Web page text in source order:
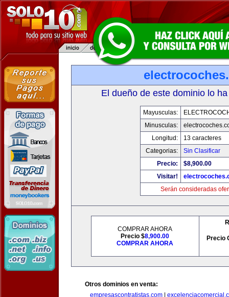
El dueño de este dominio lo
Mayusculas:
Minusculas:
Longitud:
13 caracteres
Categorias:
Sin Clasificar
Precio:
$8,900.00
Visitar!
Serán consideradas
COMPRAR AHORA
Precio $8,900.00
COMPRAR AHORA
Precio
Otros dominios en venta:
empresascontratistas.com